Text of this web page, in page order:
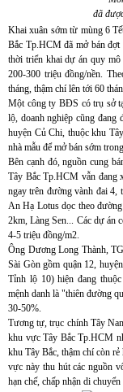
đã
Khai xuân sớm từ mùng 6
Bắc Tp.HCM đã mở bán
thời triển khai dự án quy
200-300 triệu đồng/nền.
tháng, thậm chí lên tới 60
Một công ty BĐS có trụ sở
lộ, doanh nghiệp cũng
huyện Củ Chi, thuộc khu
nhà mẫu để mở bán sớm
Bên cạnh đó, nguồn cung
Tây Bắc Tp.HCM vẫn đang
ngay trên đường vành đai
An Hạ Lotus dọc theo
2km, Làng Sen... Các dự án
4-5 triệu đồng/m2.
Ông Dương Long Thành,
Sài Gòn gồm quận 12,
Tỉnh lộ 10) hiện đang
mệnh danh là "thiên đường
30-50%.
Tương tự, trục chính Tây
khu vực Tây Bắc Tp.HCM
khu Tây Bắc, thậm chí còn
vực này thu hút các nguồn
hạn chế, chấp nhận di